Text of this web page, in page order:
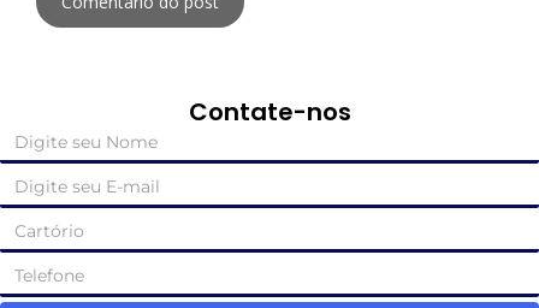
Contate-nos